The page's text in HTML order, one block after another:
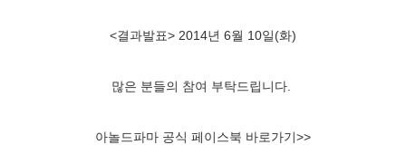
<결과발표> 2014년 6월 10일(화)
많은 분들의 참여 부탁드립니다.
아놀드파마 공식 페이스북 바로가기>>